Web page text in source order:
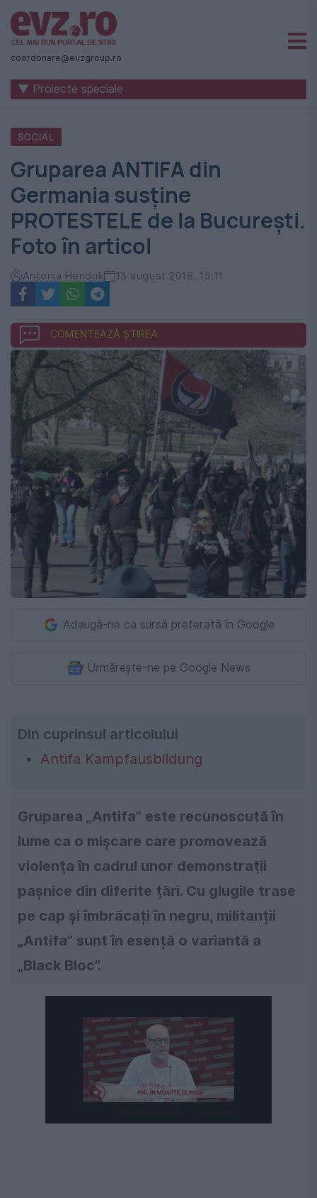
Știri
naționale
internaționale
România
-
Evenimentul
Zilei
coordonare@evzgroup.ro
▼ Proiecte speciale
SOCIAL
Gruparea ANTIFA din
Germania susţine
PROTESTELE de la Bucureşti.
Foto în articol
Antonia Hendrik 13 august 2018, 15:11
COMENTEAZĂ ȘTIREA
Adaugă-ne ca sursă preferată în Google
Urmărește-ne pe Google News
Din cuprinsul articolului
Antifa Kampfausbildung
Gruparea „Antifa” este recunoscută în
lume ca o mişcare care promovează
violenţa în cadrul unor demonstraţii
paşnice din diferite ţări. Cu glugile trase
pe cap și îmbrăcați în negru, militanții
„Antifa” sunt în esență o variantă a
„Black Bloc”.